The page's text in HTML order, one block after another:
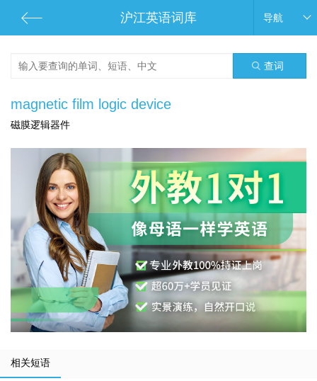
沪江英语词库 导航
查词
magnetic film logic device
磁膜逻辑器件
相关短语